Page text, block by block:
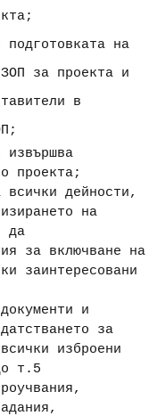
на
за проекта и
в
извършва
проекта;
всички дейности,
на
да
за включване на
заинтересовани
и
за
изброени
т.5